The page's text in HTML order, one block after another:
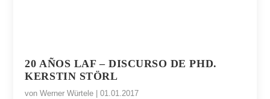
20 AÑOS LAF – DISCURSO DE PHD.
KERSTIN STÖRL
vonWerner Würtele |01.01.2017